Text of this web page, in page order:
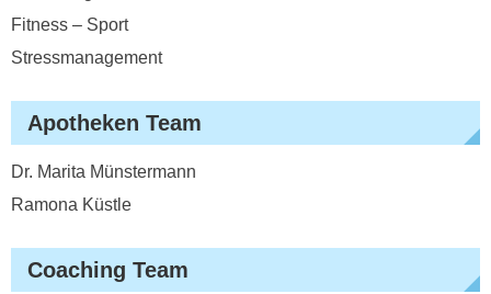
Fitness – Sport
Stressmanagement
Apotheken Team
Dr. Marita Münstermann
Ramona Küstle
Coaching Team